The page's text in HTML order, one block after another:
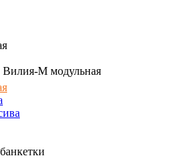
Вилия-М модульная